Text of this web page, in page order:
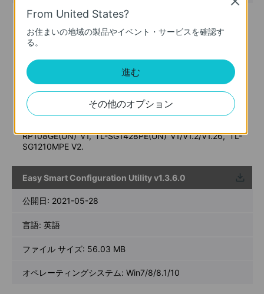
New Features/Enhancements:
Add support for TL-SG1016PE(UN) V4, TL-SG108PE(UN)
V5, and TL-SG105PE(UN) V2.
For TL-SG1218MPE(UN) V1/V2/3.20/3.26, TL-
SG105E(UN) V1/V2/V3/V4/V5, TL-SG108E(UN)
V1/V2/V3/V4/V5/V6, TL-SG108PE(UN) V1/V2/V3/V4/V5,
TL-SG1016PE(UN) V1/V2/3.20/3.26/V4, TL-
SG1016DE(UN) V1/V2/V3/V4/V4.2, TL-
SG1024DE(UN)_V1/V2/V3/V4/4.20/4.26, TL-SG116E(UN)
RP108GE(UN) V1, TL-SG1428PE(UN) V1/V1.2/V1.26, TL-
SG1210MPE V2.
Easy Smart Configuration Utility v1.3.6.0
ウンロ
ード
公開日: 2021-05-28
言語: 英語
ファイル サイズ: 56.03 MB
オペレーティングシステム: Win7/8/8.1/10
From United States?
お住まいの地域の製品やイベント・サービスを確認す
る。
進む
その他のオプション